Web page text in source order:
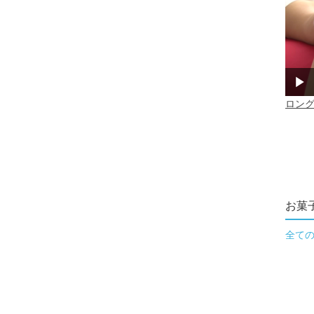
お菓
全て